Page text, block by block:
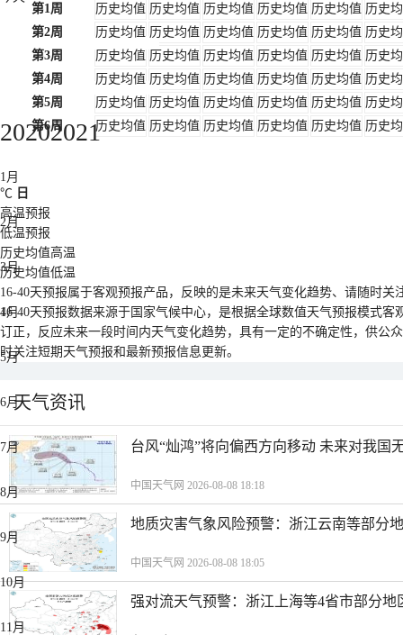
20202021
1月
2月
3月
4月
5月
6月
7月
8月
9月
10月
11月
第1周
历史均值 历史均值 历史均值 历史均值 历史均值 历史
第2周
历史均值 历史均值 历史均值 历史均值 历史均值 历史
第3周
历史均值 历史均值 历史均值 历史均值 历史均值 历史
第4周
历史均值 历史均值 历史均值 历史均值 历史均值 历史
第5周
历史均值 历史均值 历史均值 历史均值 历史均值 历史
第6周
历史均值 历史均值 历史均值 历史均值 历史均值 历史
℃ 日
高温预报
低温预报
历史均值高温
历史均值低温
16-40天预报属于客观预报产品，反映的是未来天气变化趋势、请随时关
16-40天预报数据来源于国家气候中心，是根据全球数值天气预报模式客
订正，反应未来一段时间内天气变化趋势，具有一定的不确定性，供公
时关注短期天气预报和最新预报信息更新。
天气资讯
台风“灿鸿”将向偏西方向移动 未来对我国
中国天气网 2026-08-08 18:18
地质灾害气象风险预警：浙江云南等部分
中国天气网 2026-08-08 18:05
强对流天气预警：浙江上海等4省市部分地